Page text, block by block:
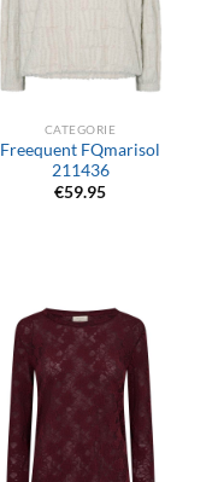
CATEGORIE
Freequent FQmarisol
211436
€59.95